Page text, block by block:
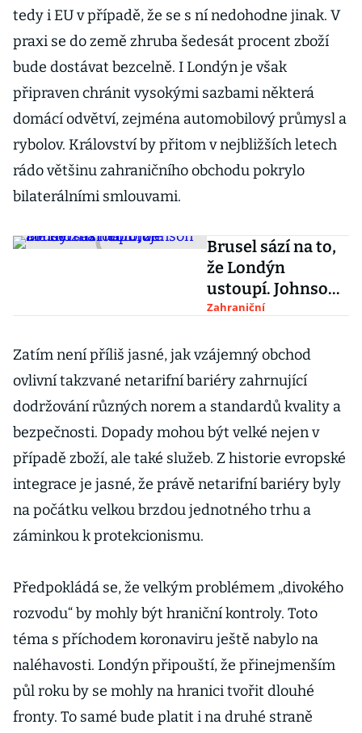
tedy i EU v případě, že se s ní nedohodne jinak. V
praxi se do země zhruba šedesát procent zboží
bude dostávat bezcelně. I Londýn je však
připraven chránit vysokými sazbami některá
domácí odvětví, zejména automobilový průmysl a
rybolov. Království by přitom v nejbližších letech
rádo většinu zahraničního obchodu pokrylo
bilaterálními smlouvami.
Brusel sází na to,
že Londýn
ustoupí. Johnson
ale možná
Zahraniční
Zatím není příliš jasné, jak vzájemný obchod
ovlivní takzvané netarifní bariéry zahrnující
dodržování různých norem a standardů kvality a
bezpečnosti. Dopady mohou být velké nejen v
případě zboží, ale také služeb. Z historie evropské
integrace je jasné, že právě netarifní bariéry byly
na počátku velkou brzdou jednotného trhu a
záminkou k protekcionismu.
Předpokládá se, že velkým problémem „divokého
rozvodu“ by mohly být hraniční kontroly. Toto
téma s příchodem koronaviru ještě nabylo na
naléhavosti. Londýn připouští, že přinejmenším
půl roku by se mohly na hranici tvořit dlouhé
fronty. To samé bude platit i na druhé straně